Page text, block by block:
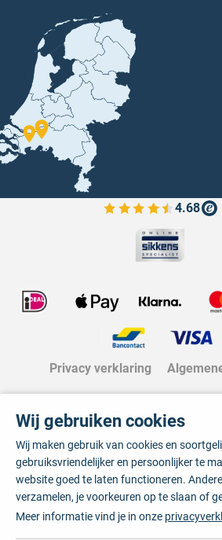
4.68
Bekijk de verfplaza
Privacy verklaring
Wij gebruiken cookies
Wij maken gebruik van cookies en
gebruiksvriendelijker en persoonlijker te
website goed te laten functioneren.
verzamelen, je voorkeuren op te slaan of
Meer informatie vind je in onze